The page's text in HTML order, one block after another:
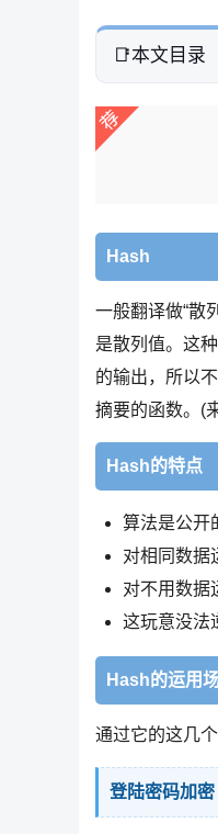
本文目录
Hash
一般翻译做“散
是散列值。这
的输出，所以
摘要的函数。(
Hash的特点
算法是公开
对相同数据
对不用数据
这玩意没法
Hash的运用
通过它的这几
登陆密码加密